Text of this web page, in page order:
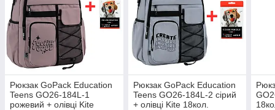
Рюкзак GoPack Education
Teens GO26-184L-1
рожевий + олівці Kite
Рюкзак GoPack Education
Teens GO26-184L-2 сірий
+ олівці Kite 18кол.